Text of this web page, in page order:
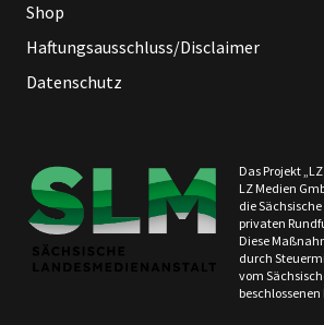
Shop
Haftungsausschluss/Disclaimer
Datenschutz
Das Projekt
LZ Medien
die
privaten
Diese
durch
vom